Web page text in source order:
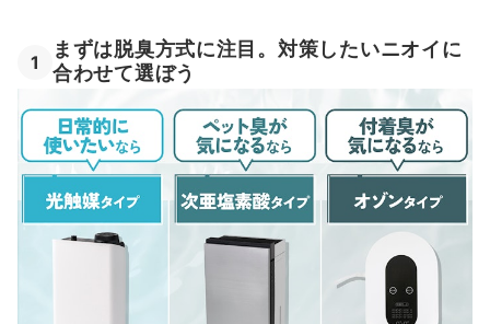
1
まずは脱臭方式に注目。対策したいニオイに
合わせて選ぼう